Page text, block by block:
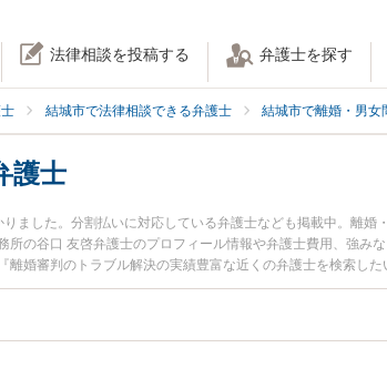
法律相談を投稿する 弁護士を探す
結城市で法律相談できる弁護士 結城市で離婚・男女
護士
ました。分割払いに対応している弁護士なども掲載中。離
所の谷口 友啓弁護士のプロフィール情報や弁護士費用、強み
婚審判のトラブル解決の実績豊富な近くの弁護士を検索し
おすすめです。